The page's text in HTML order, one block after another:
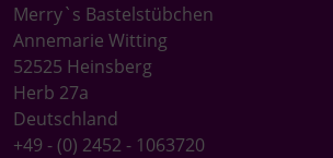
Merry`s Bastelstübchen
Annemarie Witting
52525 Heinsberg
Herb 27a
Deutschland
+49 - (0) 2452 - 1063720